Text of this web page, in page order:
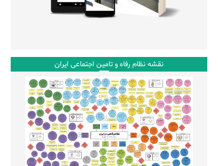
نقشه نظام رفاه و تامین اجتماعی ایران